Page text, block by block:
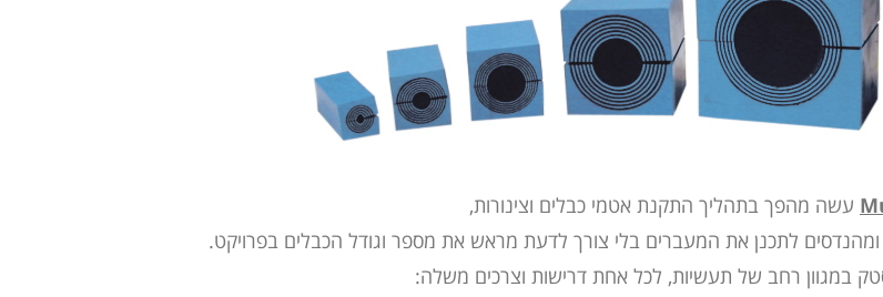
עשה מהפך בתהליך התקנת אטמי כבלים וצינורות,
לתכנן את המעברים בלי צורך לדעת מראש את מספר וגודל הכבלים בפרויקט.
במגוון רחב של תעשיות, לכל אחת דרישות וצרכים משלה: